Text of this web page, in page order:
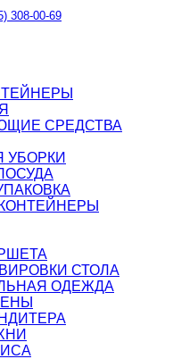
308-00-69
СРЕДСТВА
УБОРКИ
СТОЛА
ОДЕЖДА